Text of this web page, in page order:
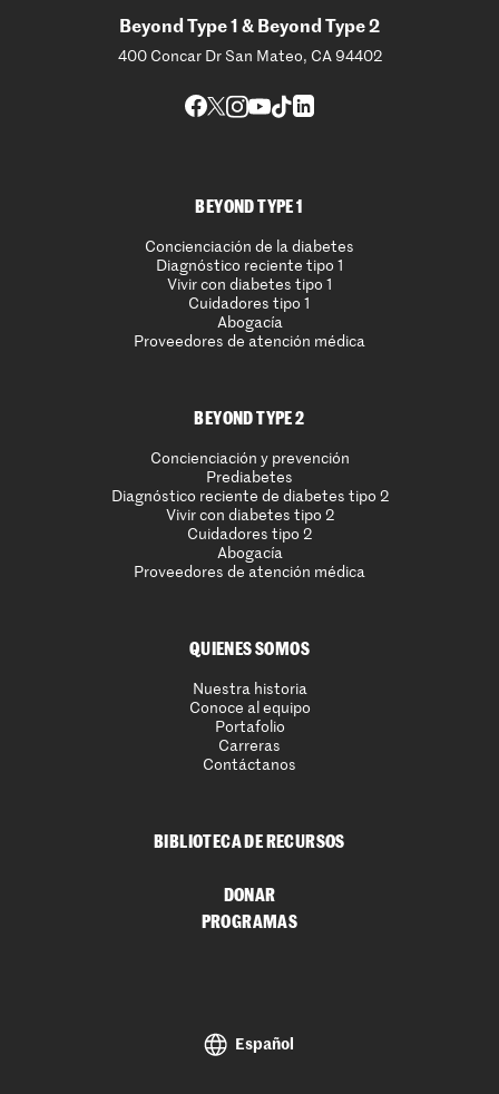
Beyond Type 1 & Beyond Type 2
400 Concar Dr San Mateo, CA 94402
BEYOND TYPE 1
Concienciación de la diabetes
Diagnóstico reciente tipo 1
Vivir con diabetes tipo 1
Cuidadores tipo 1
Abogacía
Proveedores de atención médica
BEYOND TYPE 2
Concienciación y prevención
Prediabetes
Diagnóstico reciente de diabetes tipo 2
Vivir con diabetes tipo 2
Cuidadores tipo 2
Abogacía
Proveedores de atención médica
QUIENES SOMOS
Nuestra historia
Conoce al equipo
Portafolio
Carreras
Contáctanos
BIBLIOTECA DE RECURSOS
DONAR
PROGRAMAS
Español